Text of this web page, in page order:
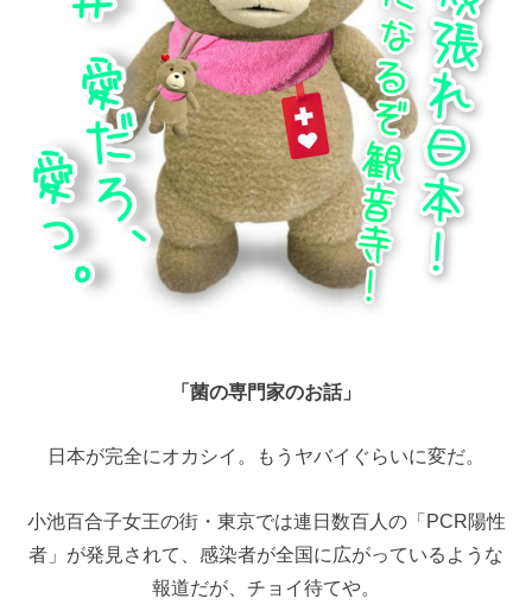
「菌の専門家のお話」
日本が完全にオカシイ。もうヤバイぐらいに変だ。
小池百合子女王の街・東京では連日数百人の「PCR陽性
者」が発見されて、感染者が全国に広がっているような
報道だが、チョイ待てや。